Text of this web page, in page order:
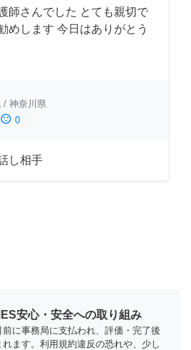
師さんでした とても親切で
めします 今日はありがとう
/ 神奈川県
sentiment_dissatisfied 0
し相手
安心・安全への取り組み
前に事務局に支払われ、評価・完了後
れます。利用規約違反の恐れや、少し